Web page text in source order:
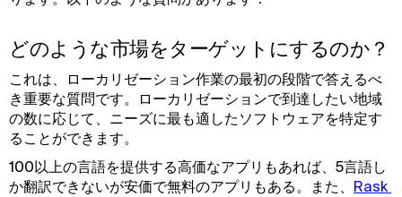
どのような市場をターゲットにするのか？
これは、ローカリゼーション作業の最初の段階で答えるべ
き重要な質問です。ローカリゼーションで到達したい地域
の数に応じて、ニーズに最も適したソフトウェアを特定す
ることができます。
100以上の言語を提供する高価なアプリもあれば、5言語し
か翻訳できないが安価で無料のアプリもある。また、 Rask